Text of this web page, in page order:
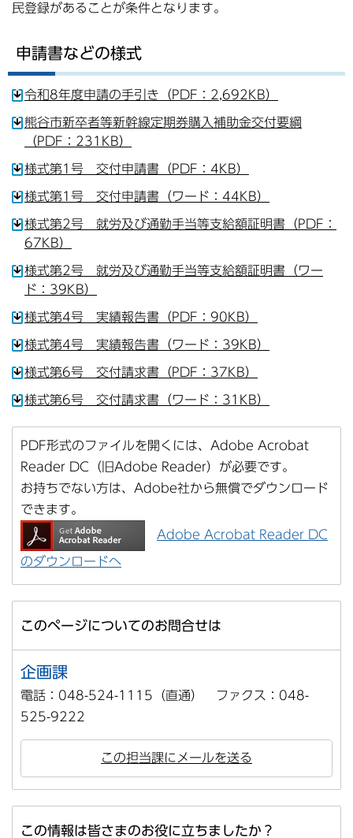
民登録があることが条件となります。
申請書などの様式
令和8年度申請の手引き（PDF：2,692KB）
熊谷市新卒者等新幹線定期券購入補助金交付要綱
（PDF：231KB）
様式第1号 交付申請書（PDF：4KB）
様式第1号 交付申請書（ワード：44KB）
様式第2号 就労及び通勤手当等支給額証明書（PDF：
67KB）
様式第2号 就労及び通勤手当等支給額証明書（ワー
ド：39KB）
様式第4号 実績報告書（PDF：90KB）
様式第4号 実績報告書（ワード：39KB）
様式第6号 交付請求書（PDF：37KB）
様式第6号 交付請求書（ワード：31KB）
PDF形式のファイルを開くには、Adobe Acrobat
Reader DC（旧Adobe Reader）が必要です。
お持ちでない方は、Adobe社から無償でダウンロード
できます。
Adobe Acrobat Reader DC
のダウンロードへ
このページについてのお問合せは
企画課
電話：048-524-1115（直通） ファクス：048-
525-9222
この担当課にメールを送る
この情報は皆さまのお役に立ちましたか？